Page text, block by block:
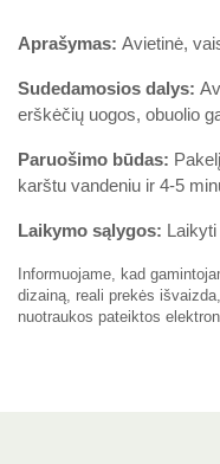
Aprašymas: Avietinė,
Sudedamosios dalys:
erškėčių uogos, obuolio
Paruošimo būdas:
karštu vandeniu ir 4-5
Laikymo sąlygos:
Informuojame, kad
dizainą, reali prekės
nuotraukos pateiktos